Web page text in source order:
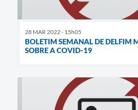
28 MAR 2022 - 15h05
BOLETIM SEMANAL DE DELFIM
SOBRE A COVID-19